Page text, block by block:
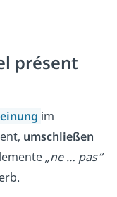
présent
im
umschließen
„ne … pas“